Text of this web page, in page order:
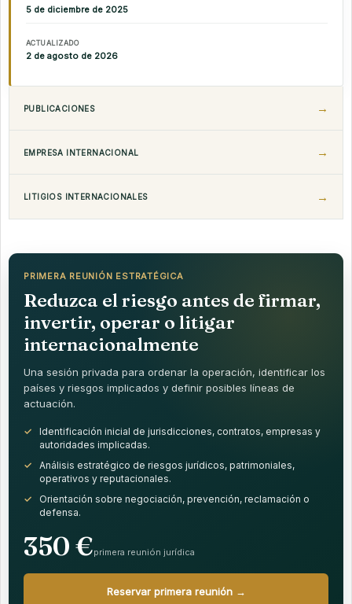
5 de diciembre de 2025
ACTUALIZADO
2 de agosto de 2026
PUBLICACIONES
EMPRESA INTERNACIONAL
LITIGIOS INTERNACIONALES
PRIMERA REUNIÓN ESTRATÉGICA
Reduzca el riesgo antes de firmar,
invertir, operar o litigar
internacionalmente
Una sesión privada para ordenar la operación, identificar los
países y riesgos implicados y definir posibles líneas de
actuación.
Identificación inicial de jurisdicciones, contratos, empresas y
autoridades implicadas.
Análisis estratégico de riesgos jurídicos, patrimoniales,
operativos y reputacionales.
Orientación sobre negociación, prevención, reclamación o
defensa.
350 €primera reunión jurídica
Reservar primera reunión →